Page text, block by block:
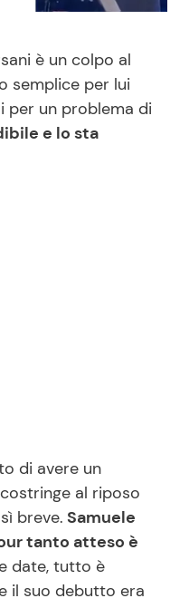
Ricette in TV
Piatti
è un colpo al
semplice per lui
per un problema di
e lo sta
di avere un
al riposo
breve. Samuele
tanto atteso è
date, tutto è
il suo debutto era